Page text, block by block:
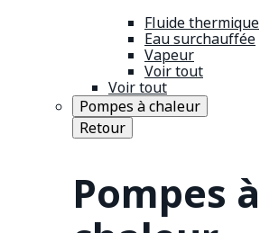
Fluide thermique
Eau surchauffée
Vapeur
Voir tout
Voir tout
Pompes à chaleur
Retour
Pompes à